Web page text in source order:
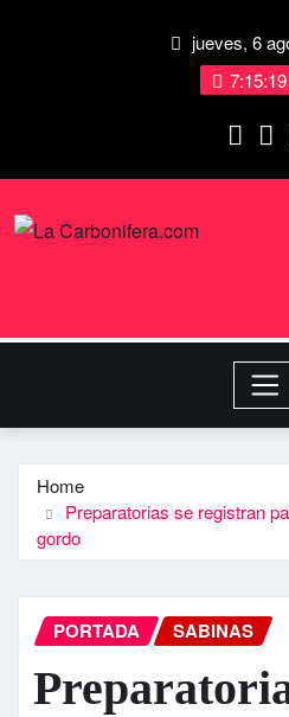
jueves, 6
Home
Preparatorias se registran
gordo
PORTADA SABINAS